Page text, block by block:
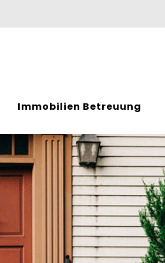
Immobilien Betreuung